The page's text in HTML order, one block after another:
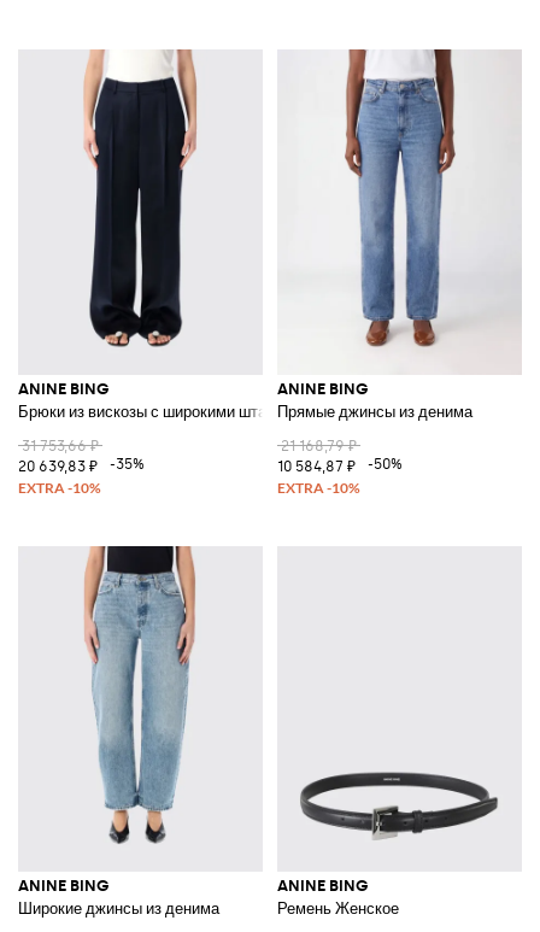
ANINE BING
Брюки из вискозы с широкими штанинами
31 753,66 ₽
20 639,83 ₽
-35%
ANINE BING
Прямые джинсы из денима
21 168,79 ₽
10 584,87 ₽
-50%
ANINE BING
Широкие джинсы из денима
ANINE BING
Ремень Женское